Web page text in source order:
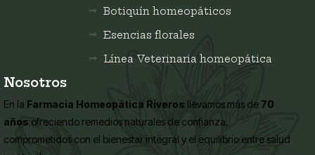
Botiquín homeopáticos
Esencias florales
Línea Veterinaria homeopática
Nosotros
En la Farmacia Homeopática Riveros llevamos más de 70
años ofreciendo remedios naturales de confianza,
comprometidos con el bienestar integral y el equilibrio entre salud